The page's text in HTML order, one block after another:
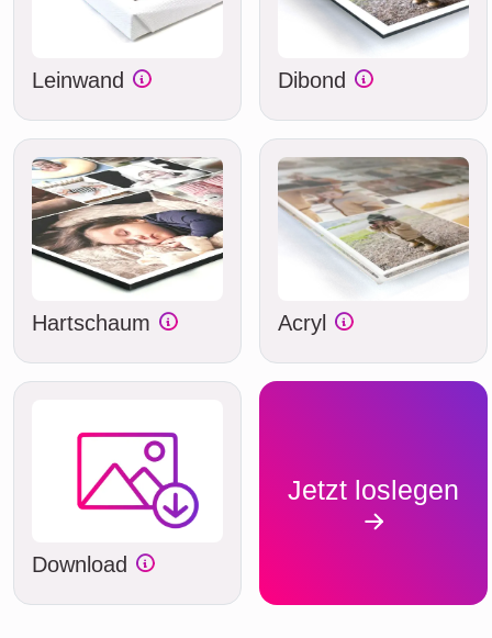
Leinwand Dibond
Hartschaum Acryl
Download
Jetzt loslegen